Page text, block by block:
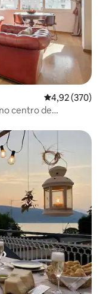
4,92 de uma
4,92 (370)
centro de